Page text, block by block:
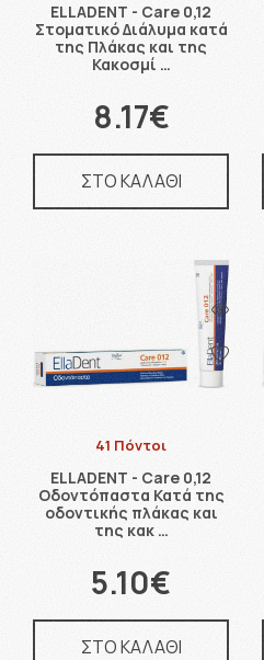
ELLADENT - Care 0,12
Στοματικό Διάλυμα κατά
της Πλάκας και της
Κακοσμί …
8.17€
ΣΤΟ ΚΑΛΑΘΙ
41 Πόντοι
ELLADENT - Care 0,12
Οδοντόπαστα Κατά της
οδοντικής πλάκας και
της κακ …
5.10€
ΣΤΟ ΚΑΛΑΘΙ